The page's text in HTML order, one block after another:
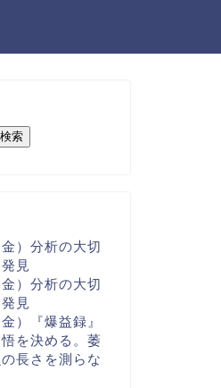
検索
）分析の大切
見
）分析の大切
見
）『爆益録』
を決める。萎
長さを測らな